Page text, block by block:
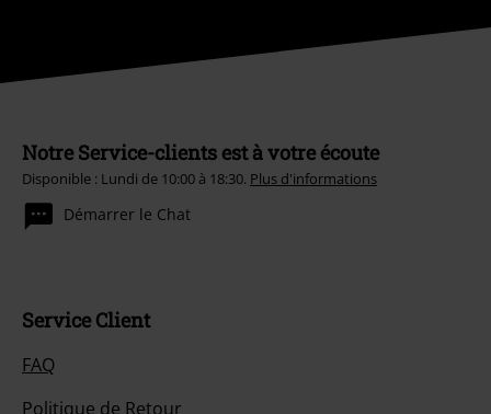
Notre Service-clients est à votre écoute
Disponible : Lundi de 10:00 à 18:30. Plus d'informations
Démarrer le Chat
Service Client
FAQ
Politique de Retour